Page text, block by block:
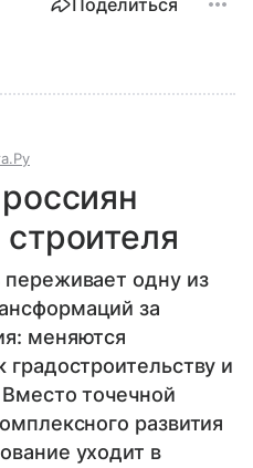
Поделиться
переживает одну из
за
меняются
и
точечной
развития
уходит в